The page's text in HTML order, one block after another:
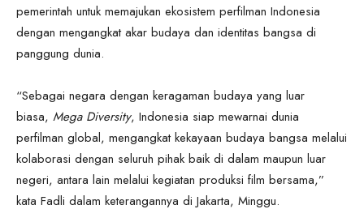
pemerintah untuk memajukan ekosistem perfilman Indonesia
dengan mengangkat akar budaya dan identitas bangsa di
panggung dunia.
“Sebagai negara dengan keragaman budaya yang luar
biasa, Mega Diversity, Indonesia siap mewarnai dunia
perfilman global, mengangkat kekayaan budaya bangsa melalui
kolaborasi dengan seluruh pihak baik di dalam maupun luar
negeri, antara lain melalui kegiatan produksi film bersama,”
kata Fadli dalam keterangannya di Jakarta, Minggu.